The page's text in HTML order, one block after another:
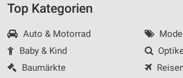
Top Kategorien
Auto & Motorrad
Baby & Kind
Baumärkte